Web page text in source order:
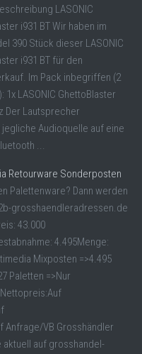
LASONIC
i931 BT Wir haben im
390 Stück dieser LASONIC
i931 BT für den
Im Pack inbegriffen (2
1x LASONIC GhettoBlaster
Der Lautsprecher
jegliche Audioquelle auf eine
...
Retourware Sonderposten
Palettenware? Dann werden
grosshaendleradressen.de
43.000
4.495Menge:
Mixposten =>4.495
Paletten =>Nur
Anfrage/VB Grosshändler
aktuell auf grosshandel-